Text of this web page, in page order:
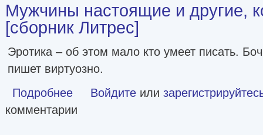
Мужчины настоящие и другие,
[сборник Литрес]
Эротика – об этом мало кто умеет писать.
пишет виртуозно.
Подробнее о Мужчины настоящие и другие, которые так себе
Войдите или
комментарии